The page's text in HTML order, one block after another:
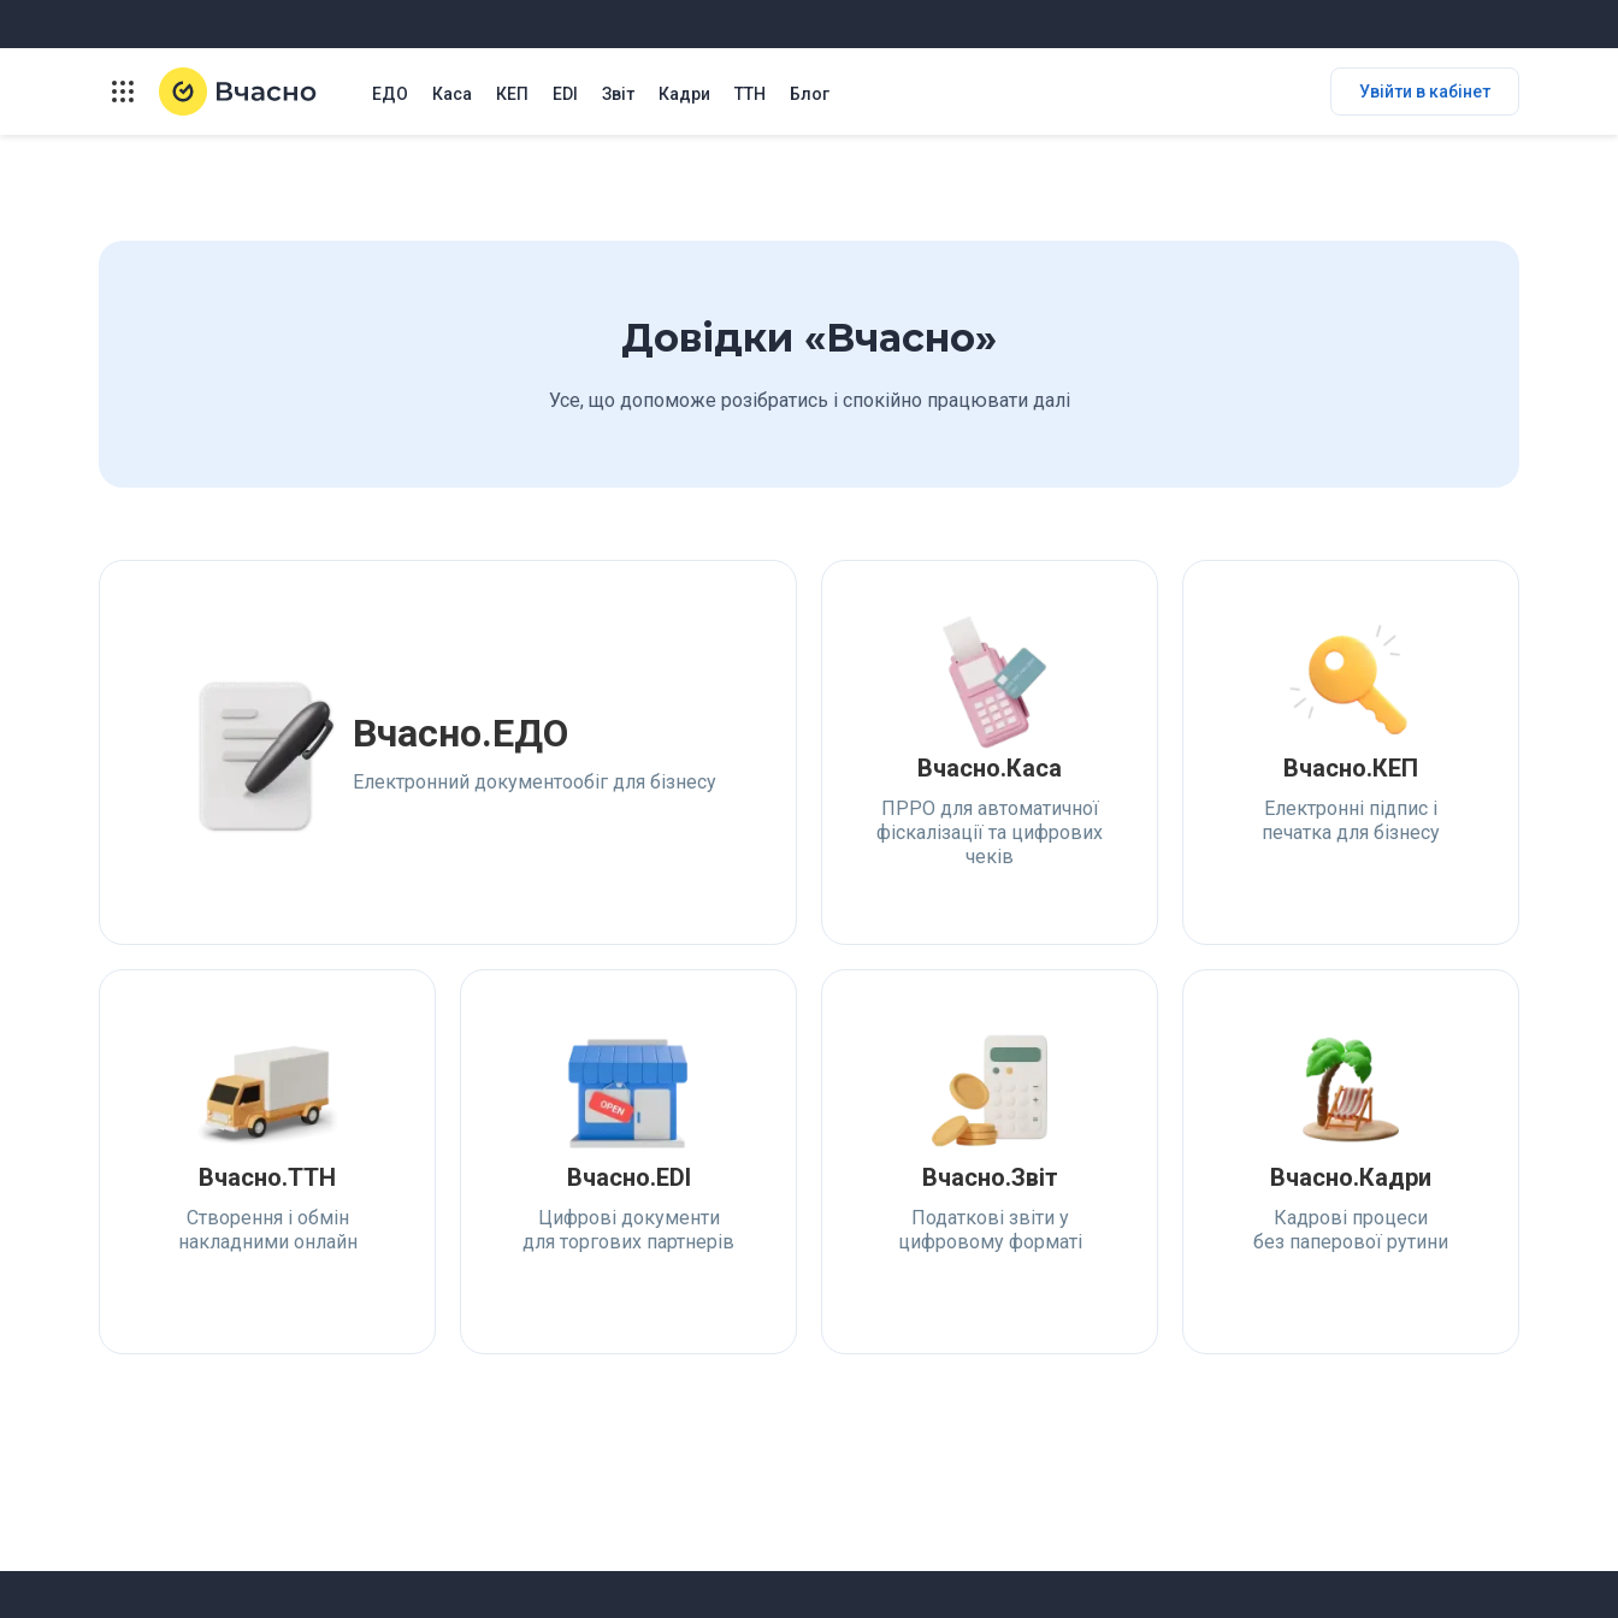
ЕДО Каса КЕП EDI Звіт Кадри ТТН Блог Увійти в кабінет
Довідки «Вчасно»
Усе, що допоможе розібратись і спокійно працювати далі
Вчасно.ЕДО
Електронний документообіг для бізнесу Вчасно.Каса
ПРРО для автоматичної
фіскалізації та цифрових
чеків
Вчасно.КЕП
Електронні підпис і
печатка для бізнесу
Вчасно.TTH
Створення і обмін
накладними онлайн
Вчасно.EDI
Цифрові документи
для торгових партнерів
Вчасно.Звіт
Податкові звіти у
цифровому форматі
Вчасно.Кадри
Кадрові процеси
без паперової рутини